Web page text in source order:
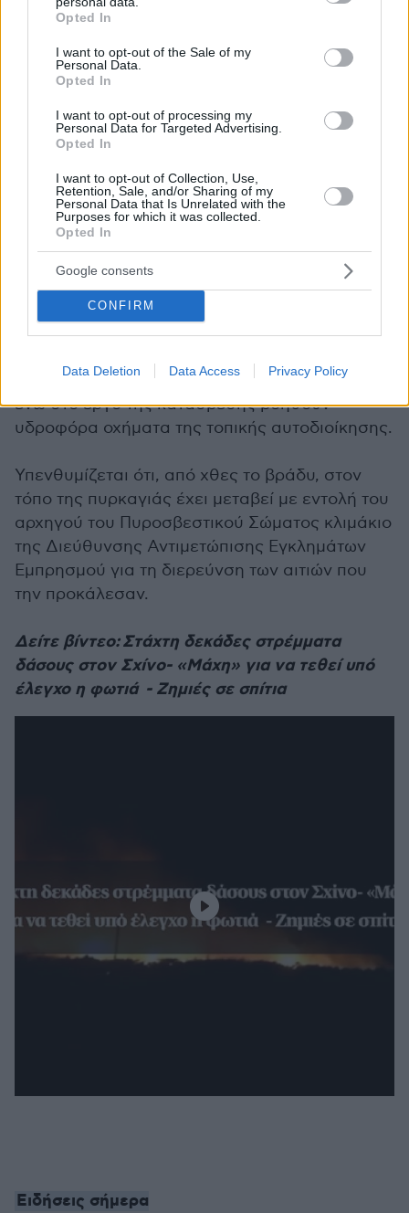
grant or deny consent to Google and its third-party tags to
use your data for below specified purposes in below Google
consent section.
Opted In
I want to opt-out of the Sale of my
Personal Data.
Opted In
I want to opt-out of processing my
Personal Data for Targeted Advertising.
Opted In
I want to opt-out of Collection, Use,
Retention, Sale, and/or Sharing of my
Personal Data that Is Unrelated with the
Purposes for which it was collected.
Opted In
Google consents
CONFIRM
Data Deletion Data Access Privacy Policy
έναν δρόμο που οδηγεί από τον Σχίνο προς
Αλεποχώρι.
επίγειες δυνάμεις από όλη την Πελοπόννησο
και την Αττική, κυρίως με πεζοπόρα τμήμα αλλά
Το πρωί που πέταξαν τα εναέρια μέσα η
κατάσταση βελτιώθηκε αρκετά, αλλά η
πυρκαγιά εξακολουθεί να είναι επικίνδυνη.
Αυτή την ώρα, εκτός από 17 αεροσκάφη,
επιχειρούν 182 πυροσβέστες με 62 οχήματα, 7
τη Πυροσβεστικής και εθελοντές πυροσβέστες,
ενώ στο έργο της κατάσβεσης βοηθούν
υδροφόρα οχήματα της τοπικής αυτοδιοίκησης.
Υπενθυμίζεται ότι, από χθες το βράδυ, στον
τόπο της πυρκαγιάς έχει μεταβεί με εντολή του
αρχηγού του Πυροσβεστικού Σώματος κλιμάκιο
της Διεύθυνσης Αντιμετώπισης Εγκλημάτων
Εμπρησμού για τη διερεύνση των αιτιών που
την προκάλεσαν.
Δείτε βίντεο: Στάχτη δεκάδες στρέμματα
δάσους στον Σχίνο- «Μάχη» για να τεθεί υπό
έλεγχο η φωτιά - Ζημιές σε σπίτια
Ειδήσεις σήμερα